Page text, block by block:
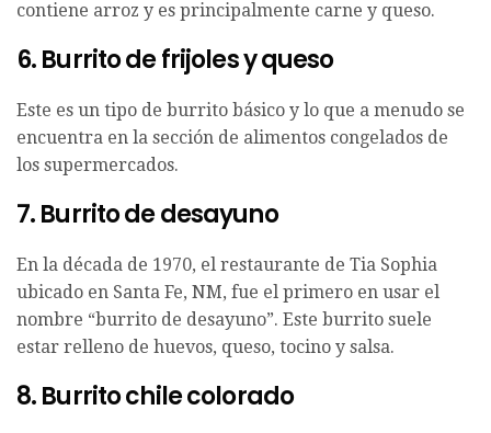
contiene arroz y es principalmente carne y queso.
6. Burrito de frijoles y queso
Este es un tipo de burrito básico y lo que a menudo se
encuentra en la sección de alimentos congelados de
los supermercados.
7. Burrito de desayuno
En la década de 1970, el restaurante de Tia Sophia
ubicado en Santa Fe, NM, fue el primero en usar el
nombre “burrito de desayuno”. Este burrito suele
estar relleno de huevos, queso, tocino y salsa.
8. Burrito chile colorado